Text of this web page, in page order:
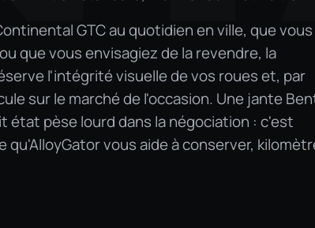
GTC au quotidien en ville, que vous
que vous envisagiez de la revendre, la
l'intégrité visuelle de vos roues et, par
sur le marché de l'occasion. Une jante
état pèse lourd dans la négociation : c'est
vous aide à conserver,